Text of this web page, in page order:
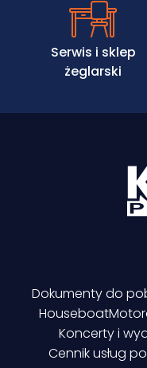
Serwis i sklep
żeglarski
Dokumenty do
Houseboat
Koncerty i
Cennik usług